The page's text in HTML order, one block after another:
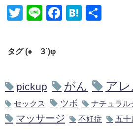
Twitter Line FacebookHatena
タグ (●´З`)φ
pickup がん ア
セックス ツボ ナチュラル
マッサージ 不妊症 五十